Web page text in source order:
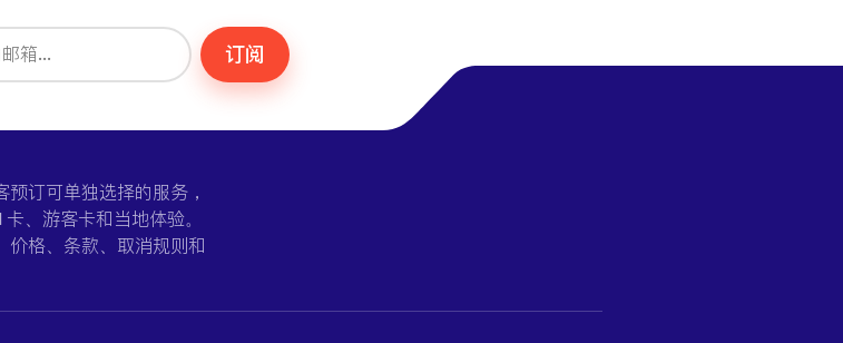
订阅
订可单独选择的服务，
、游客卡和当地体验。
价格、条款、取消规则和